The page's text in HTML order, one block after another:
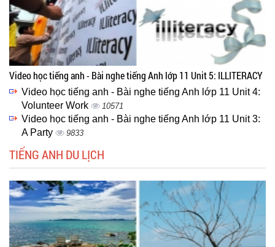
Video học tiếng anh - Bài nghe tiếng Anh lớp 11 Unit 5: ILLITERACY
Video học tiếng anh - Bài nghe tiếng Anh lớp 11 Unit 4:
Volunteer Work
10571
Video học tiếng anh - Bài nghe tiếng Anh lớp 11 Unit 3:
A Party
9833
TIẾNG ANH DU LỊCH